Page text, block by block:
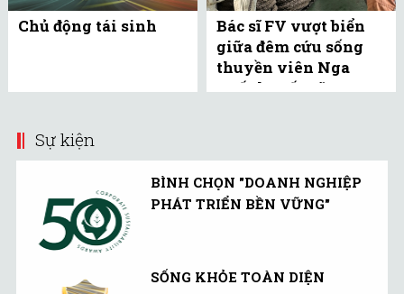
Chủ động tái sinh
Bác sĩ FV vượt biển
giữa đêm cứu sống
thuyền viên Nga
xuất huyết não
Sự kiện
BÌNH CHỌN "DOANH NGHIỆP
PHÁT TRIỂN BỀN VỮNG"
SỐNG KHỎE TOÀN DIỆN